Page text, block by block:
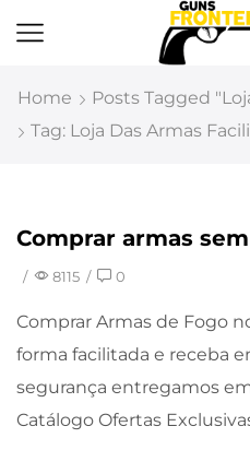
Home
Posts Tagged
Tag: Loja Das Armas
Uncategorized
Comprar armas
/ 8115 / 0
Comprar Armas de Fogo
forma facilitada e receba
segurança entregamos
Catálogo Ofertas